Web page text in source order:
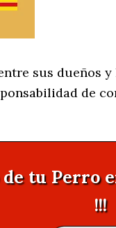
sus dueños y
de
tu Perro
!!!